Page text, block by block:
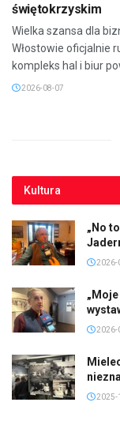
świętokrzyskim
Wielka szansa dla
Włostowie oficjalnie
kompleks hal i biur
2026-08-07
Kultura
„No
2026-
2026-
2025-